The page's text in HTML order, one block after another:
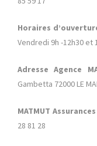
Horaires
Vendredi 9h -12h30 et
Adresse Agence
Gambetta 72000 LE
MATMUT
28 81 28